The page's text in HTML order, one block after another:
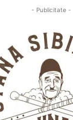
- Publicitate -